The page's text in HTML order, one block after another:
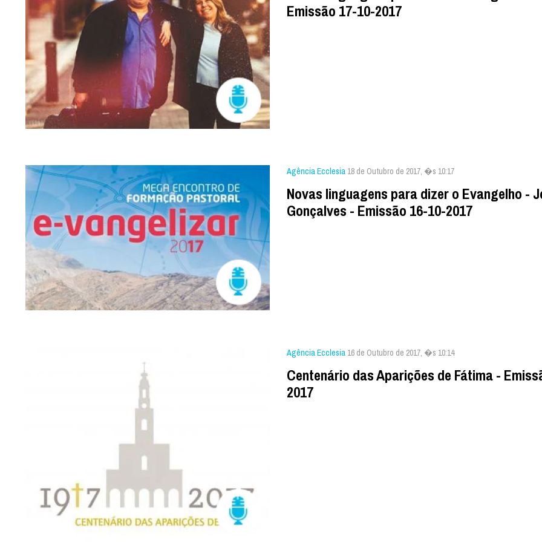
Emissão 17-10-2017
Agência Ecclesia 18 de Outubro de 2017, �s 10:17
Novas linguagens para dizer o Evangelho -
Gonçalves - Emissão 16-10-2017
Agência Ecclesia 16 de Outubro de 2017, �s 10:14
Centenário das Aparições de Fátima -
2017